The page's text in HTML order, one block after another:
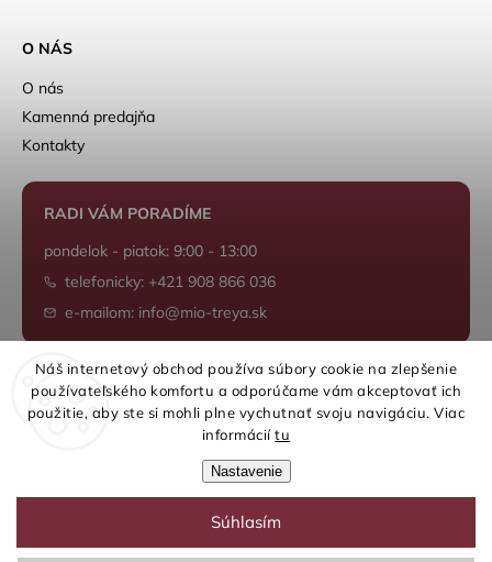
Náš internetový obchod používa súbory cookie na zlepšenie
používateľského komfortu a odporúčame vám akceptovať ich
použitie, aby ste si mohli plne vychutnať svoju navigáciu. Viac
informáciítu
Nastavenie
Súhlasím
O NÁS
O nás
Kamenná predajňa
Kontakty
RADI VÁM PORADÍME
pondelok - piatok: 9:00 - 13:00
telefonicky: +421 908 866 036
e-mailom: info@mio-treya.sk
Shoptet.sk
Copyright 2026mio-treya.sk. Všetky práva vyhradené.